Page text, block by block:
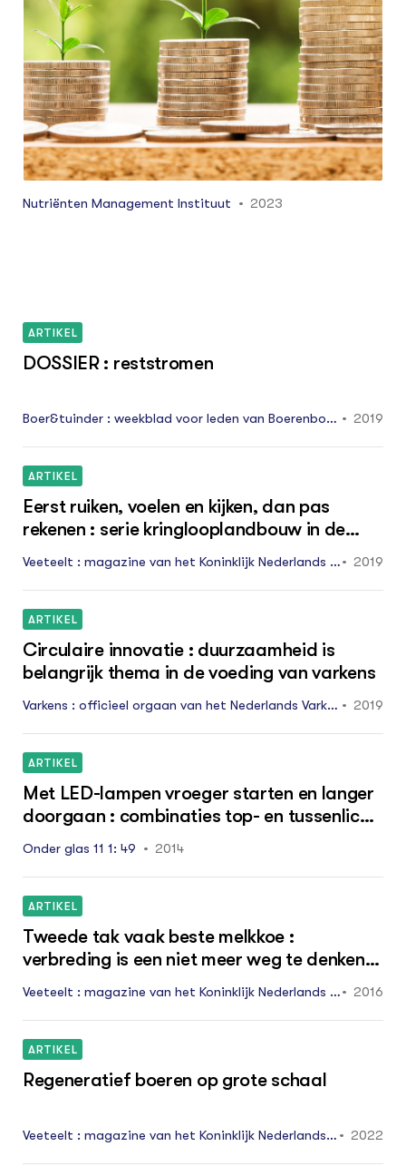
Nutriënten Management Instituut 2023
ARTIKEL
DOSSIER : reststromen
Boer&tuinder : weekblad voor leden van Boerenbond
2019
ARTIKEL
Eerst ruiken, voelen en kijken, dan pas
rekenen : serie kringlooplandbouw in de
Veeteelt : magazine van het Koninklijk Nederlands R
2019
ARTIKEL
Circulaire innovatie : duurzaamheid is
belangrijk thema in de voeding van varkens
Varkens : officieel orgaan van het Nederlands Varken
2019
ARTIKEL
Met LED-lampen vroeger starten en langer
doorgaan : combinaties top- en tussenlicht
LED getest
Onder glas 11 1: 49 2014
ARTIKEL
Tweede tak vaak beste melkkoe :
verbreding is een niet meer weg te denken
basis onder menig melkveebedrijf
Veeteelt : magazine van het Koninklijk Nederlands R
2016
ARTIKEL
Regeneratief boeren op grote schaal
Veeteelt : magazine van het Koninklijk Nederlands R
2022